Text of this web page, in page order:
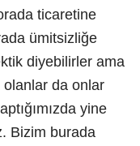
ticaretine
ümitsizliğe
diyebilirler ama
olanlar da onlar
yine
Bizim burada